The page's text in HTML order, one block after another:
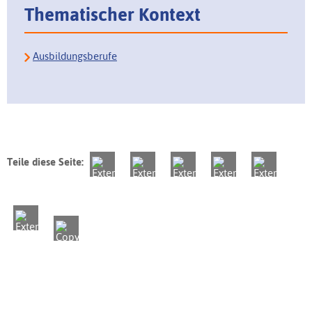
Thematischer Kontext
Ausbildungsberufe
Teile diese Seite: